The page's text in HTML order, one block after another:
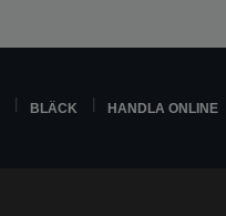
BLÄCK HANDLA ONLINE